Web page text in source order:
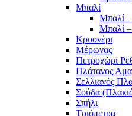
Μπαλί
Μπαλί
Μπαλί
Κρυονέρι
Μέρωνας
Πετροχώρι
Πλάτανος
Σελλιανός
Σούδα
Σπήλι
Τριόπετρα